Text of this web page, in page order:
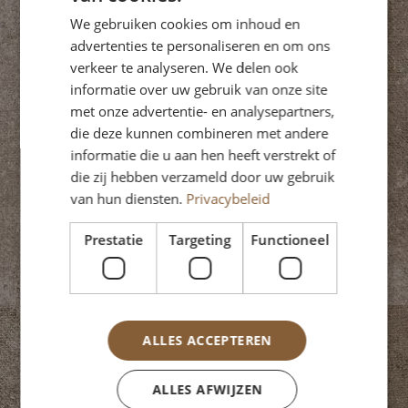
je binnen de standaardmaten blijft.
Daarom is het belangrijk om niet alleen naar de
landelijke maxima te kijken, maar ook naar de
lokale regels.
Veelgemaakte misverstanden
Een veelvoorkomend misverstand is dat je altijd
een vast aantal vierkante meters
vergunningsvrij mag bouwen. Dat klopt niet.
De toegestane oppervlakte hangt af van de
Ook wordt soms gedacht dat de maximale
bouwhoogte altijd 5 meter is. Dat is alleen zo
wanneer het bouwwerk verder dan 4 meter
We gebruiken cookies om inhoud en
advertenties te personaliseren en om ons
verkeer te analyseren. We delen ook
informatie over uw gebruik van onze site
met onze advertentie- en analysepartners,
die deze kunnen combineren met andere
informatie die u aan hen heeft verstrekt of
die zij hebben verzameld door uw gebruik
van hun diensten. Privacybeleid
Prestatie Targeting Functioneel
ALLES ACCEPTEREN
ALLES AFWIJZEN